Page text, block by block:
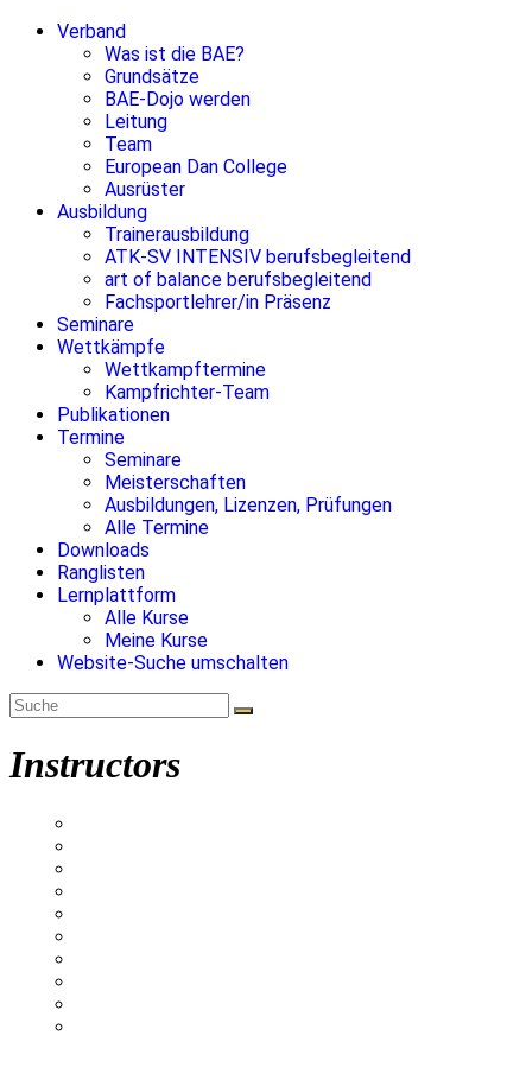
Verband
Was ist die BAE?
Grundsätze
BAE-Dojo werden
Leitung
Team
European Dan College
Ausrüster
Ausbildung
Trainerausbildung
ATK-SV INTENSIV berufsbegleitend
art of balance berufsbegleitend
Fachsportlehrer/in Präsenz
Seminare
Wettkämpfe
Wettkampftermine
Kampfrichter-Team
Publikationen
Termine
Seminare
Meisterschaften
Ausbildungen, Lizenzen, Prüfungen
Alle Termine
Downloads
Ranglisten
Lernplattform
Alle Kurse
Meine Kurse
Website-Suche umschalten
Instructors